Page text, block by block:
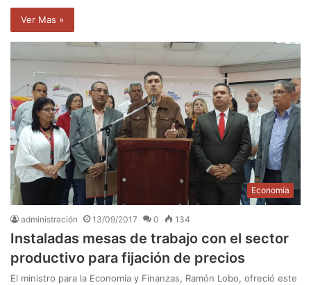
Ver Mas »
Economía
administración 13/09/2017 0 134
Instaladas mesas de trabajo con el sector
productivo para fijación de precios
El ministro para la Economía y Finanzas, Ramón Lobo, ofreció este